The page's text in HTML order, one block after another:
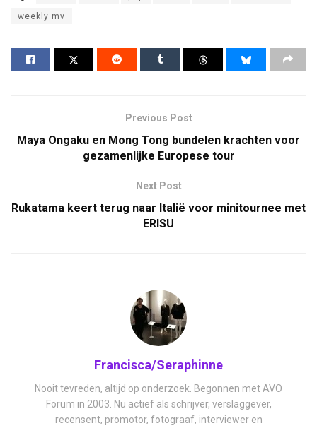
weekly mv
Previous Post
Maya Ongaku en Mong Tong bundelen krachten voor
gezamenlijke Europese tour
Next Post
Rukatama keert terug naar Italië voor minitournee met
ERISU
Francisca/Seraphinne
Nooit tevreden, altijd op onderzoek. Begonnen met AVO
Forum in 2003. Nu actief als schrijver, verslaggever,
recensent, promotor, fotograaf, interviewer en